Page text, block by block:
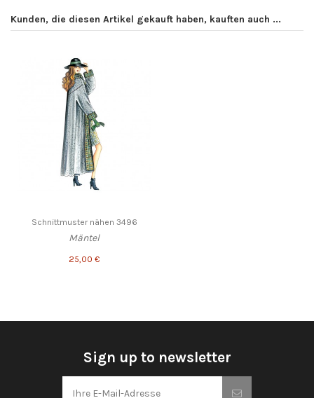
Kunden, die diesen Artikel gekauft haben, kauften auch ...
Schnittmuster nähen 3496
Mäntel
25,00 €
Sign up to newsletter